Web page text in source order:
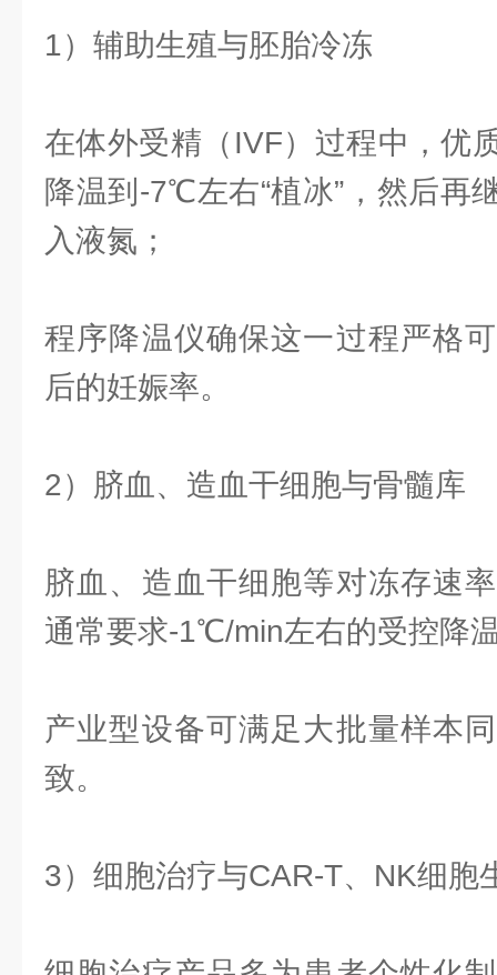
1）辅助生殖与胚胎冷冻
在体外受精（IVF）过程中，优
降温到-7℃左右“植冰”，然后再
入液氮；
程序降温仪确保这一过程严格
后的妊娠率。
2）脐血、造血干细胞与骨髓库
脐血、造血干细胞等对冻存速
通常要求-1℃/min左右的受控降
产业型设备可满足大批量样本
致。
3）细胞治疗与CAR-T、NK细胞